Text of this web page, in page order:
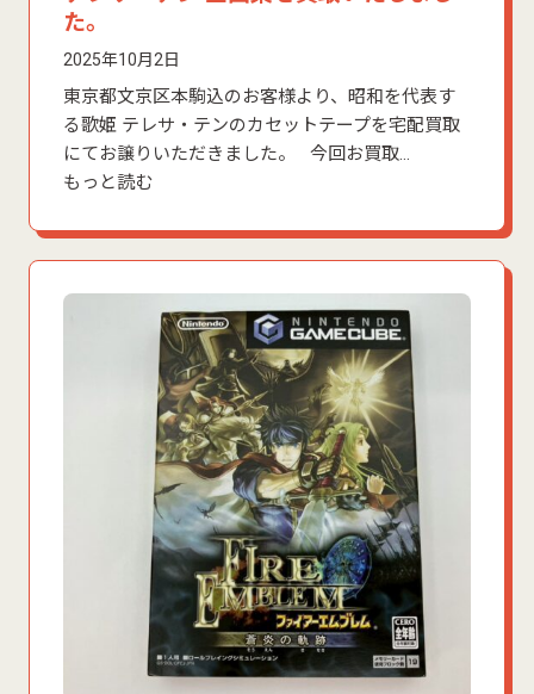
た。
2025年10月2日
東京都文京区本駒込のお客様より、昭和を代表す
る歌姫 テレサ・テンのカセットテープを宅配買取
にてお譲りいただきました。 今回お買取…
もっと読む